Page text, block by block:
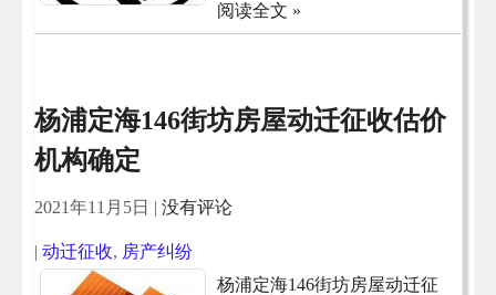
阅读全文 »
杨浦定海146街坊房屋动迁征收估价
机构确定
2021年11月5日 | 没有评论
| 动迁征收, 房产纠纷
杨浦定海146街坊房屋动迁征